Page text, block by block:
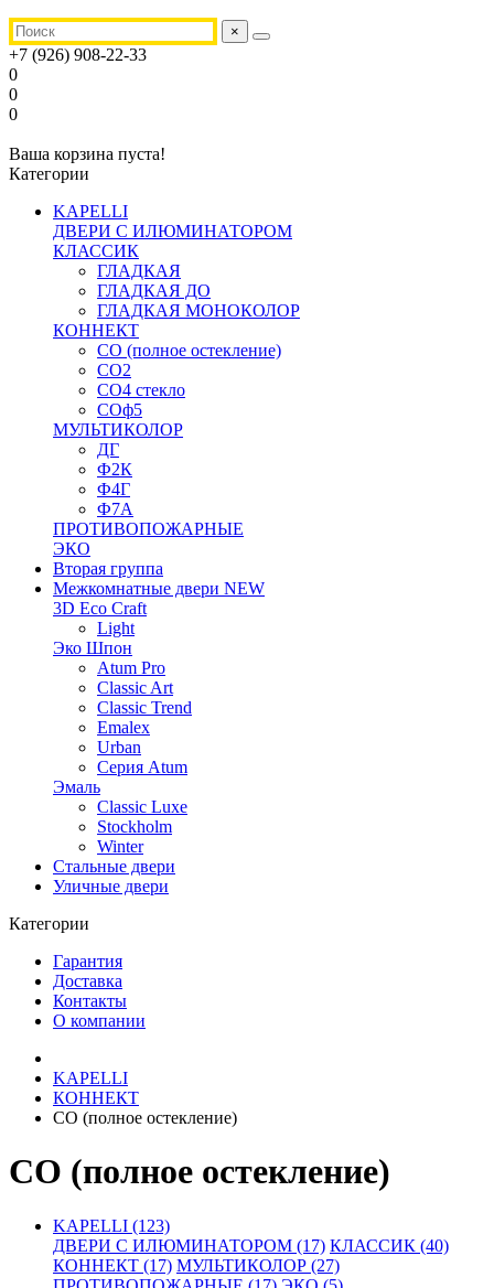
×
+7 (926) 908-22-33
0
0
0
Ваша корзина пуста!
Категории
KAPELLI
ДВЕРИ С ИЛЮМИНАТОРОМ
КЛАССИК
ГЛАДКАЯ
ГЛАДКАЯ ДО
ГЛАДКАЯ МОНОКОЛОР
КОННЕКТ
СО (полное остекление)
СО2
СО4 стекло
СОф5
МУЛЬТИКОЛОР
ДГ
Ф2К
Ф4Г
Ф7А
ПРОТИВОПОЖАРНЫЕ
ЭКО
Вторая группа
Межкомнатные двери NEW
3D Eco Craft
Light
Эко Шпон
Atum Pro
Classic Art
Classic Trend
Emalex
Urban
Серия Atum
Эмаль
Classic Luxe
Stockholm
Winter
Стальные двери
Уличные двери
Категории
Гарантия
Доставка
Контакты
О компании
KAPELLI
КОННЕКТ
СО (полное остекление)
СО (полное остекление)
KAPELLI (123)
ДВЕРИ С ИЛЮМИНАТОРОМ (17) КЛАССИК (40)
КОННЕКТ (17) МУЛЬТИКОЛОР (27)